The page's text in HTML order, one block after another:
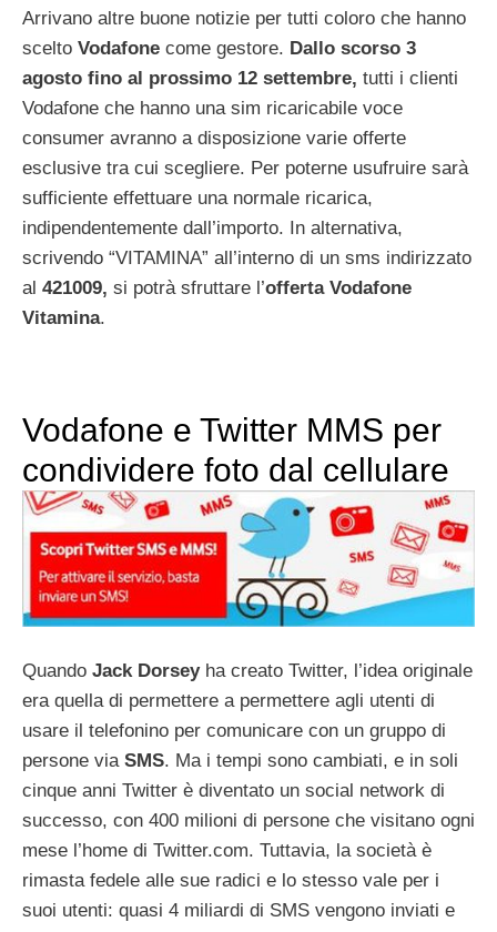
Arrivano altre buone notizie per tutti coloro che hanno
scelto Vodafone come gestore. Dallo scorso 3
agosto fino al prossimo 12 settembre, tutti i clienti
Vodafone che hanno una sim ricaricabile voce
consumer avranno a disposizione varie offerte
esclusive tra cui scegliere. Per poterne usufruire sarà
sufficiente effettuare una normale ricarica,
indipendentemente dall’importo. In alternativa,
scrivendo “VITAMINA” all’interno di un sms indirizzato
al 421009, si potrà sfruttare l’offerta Vodafone
Vitamina.
Vodafone e Twitter MMS per
condividere foto dal cellulare
Quando Jack Dorseyha creato Twitter, l’idea originale
era quella di permettere a permettere agli utenti di
usare il telefonino per comunicare con un gruppo di
persone via SMS. Ma i tempi sono cambiati, e in soli
cinque anni Twitter è diventato un social network di
successo, con 400 milioni di persone che visitano ogni
mese l’home di Twitter.com. Tuttavia, la società è
rimasta fedele alle sue radici e lo stesso vale per i
suoi utenti: quasi 4 miliardi di SMS vengono inviati e